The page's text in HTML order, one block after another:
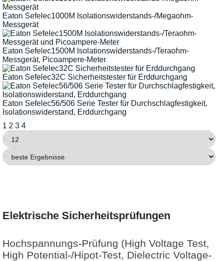
Eaton Sefelec1000M Isolationswiderstands-/Megaohm-
Messgerät
Eaton Sefelec1500M Isolationswiderstands-/Teraohm-
Messgerät, Picoampere-Meter
Eaton Sefelec32C Sicherheitstester für Erddurchgang
Eaton Sefelec56/506 Serie Tester für Durchschlagfestigkeit,
Isolationswiderstand, Erddurchgang
1 2 3 4
Elektrische Sicherheitsprüfungen
Hochspannungs-Prüfung (High Voltage Test,
High Potential-/Hipot-Test, Dielectric Voltage-